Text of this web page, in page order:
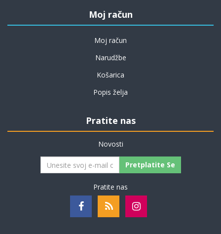
Moj račun
Moj račun
Narudžbe
Košarica
Popis želja
Pratite nas
Novosti
Pretplatite Se
Pratite nas